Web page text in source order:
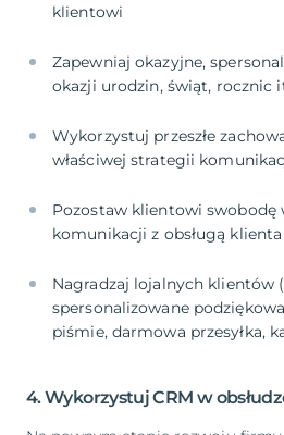
klientowi
Zapewniaj okazyjne,
okazji urodzin, świąt, rocznic
Wykorzystuj przeszłe
właściwej strategii
Pozostaw klientowi swobodę
komunikacji z obsługą klienta
Nagradzaj lojalnych klientów
spersonalizowane
piśmie, darmowa przesyłka,
4. Wykorzystuj CRM w